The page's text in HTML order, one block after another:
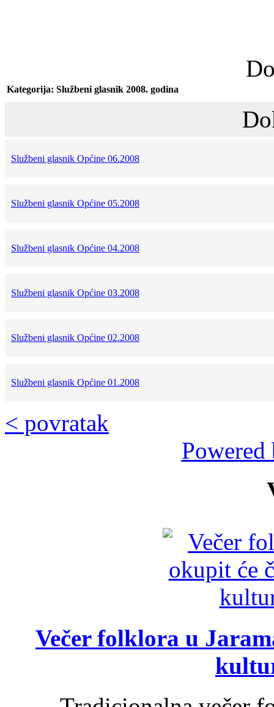
Kategorija: Službeni glasnik 2008. godina
Službeni glasnik Općine 06.2008
Službeni glasnik Općine 05.2008
Službeni glasnik Općine 04.2008
Službeni glasnik Općine 03.2008
Službeni glasnik Općine 02.2008
Službeni glasnik Općine 01.2008
< povratak
Večer folklora u